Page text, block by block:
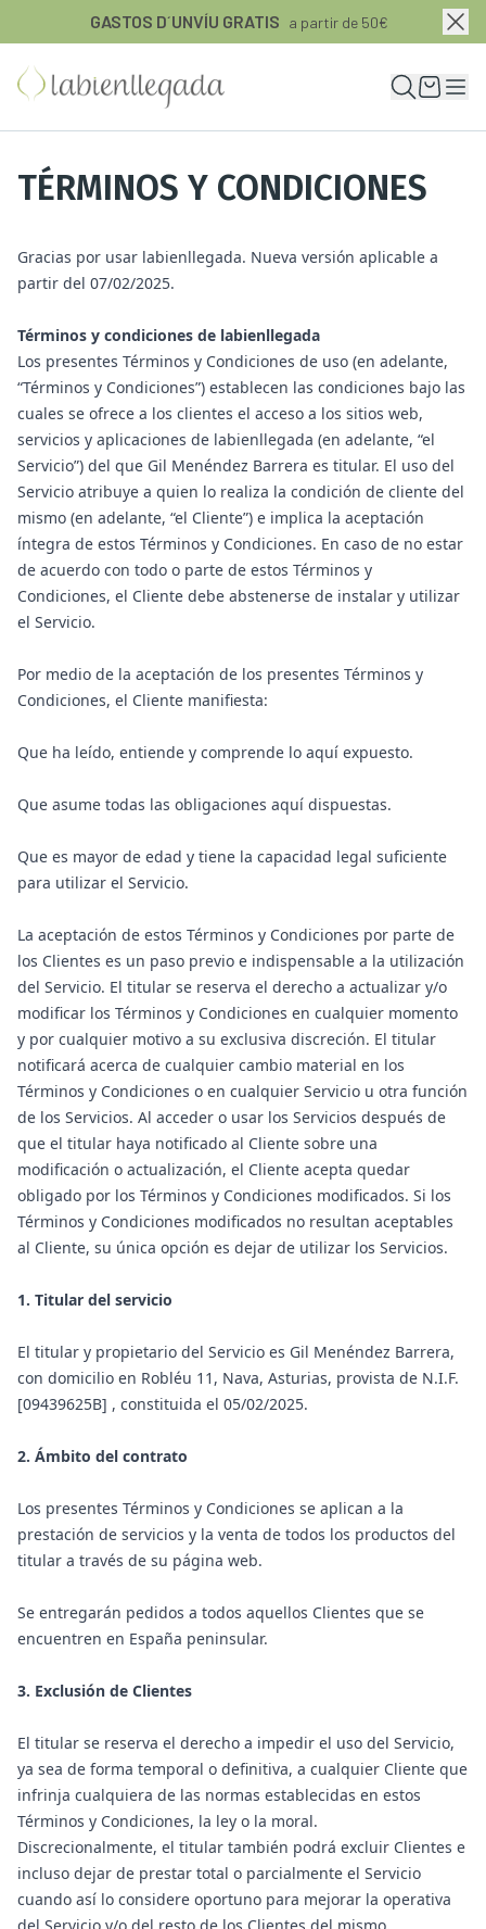
GASTOS D´UNVÍU GRATIS a partir de 50€
TÉRMINOS Y CONDICIONES
Gracias por usar labienllegada. Nueva versión aplicable a
partir del 07/02/2025.
Términos y condiciones de labienllegada
Los presentes Términos y Condiciones de uso (en adelante,
“Términos y Condiciones”) establecen las condiciones bajo las
cuales se ofrece a los clientes el acceso a los sitios web,
servicios y aplicaciones de labienllegada (en adelante, “el
Servicio”) del que Gil Menéndez Barrera es titular. El uso del
Servicio atribuye a quien lo realiza la condición de cliente del
mismo (en adelante, “el Cliente”) e implica la aceptación
íntegra de estos Términos y Condiciones. En caso de no estar
de acuerdo con todo o parte de estos Términos y
Condiciones, el Cliente debe abstenerse de instalar y utilizar
el Servicio.
Por medio de la aceptación de los presentes Términos y
Condiciones, el Cliente manifiesta:
Que ha leído, entiende y comprende lo aquí expuesto.
Que asume todas las obligaciones aquí dispuestas.
Que es mayor de edad y tiene la capacidad legal suficiente
para utilizar el Servicio.
La aceptación de estos Términos y Condiciones por parte de
los Clientes es un paso previo e indispensable a la utilización
del Servicio. El titular se reserva el derecho a actualizar y/o
modificar los Términos y Condiciones en cualquier momento
y por cualquier motivo a su exclusiva discreción. El titular
notificará acerca de cualquier cambio material en los
Términos y Condiciones o en cualquier Servicio u otra función
de los Servicios. Al acceder o usar los Servicios después de
que el titular haya notificado al Cliente sobre una
modificación o actualización, el Cliente acepta quedar
obligado por los Términos y Condiciones modificados. Si los
Términos y Condiciones modificados no resultan aceptables
al Cliente, su única opción es dejar de utilizar los Servicios.
1. Titular del servicio
El titular y propietario del Servicio es Gil Menéndez Barrera,
con domicilio en Robléu 11, Nava, Asturias, provista de N.I.F.
[09439625B] , constituida el 05/02/2025.
2. Ámbito del contrato
Los presentes Términos y Condiciones se aplican a la
prestación de servicios y la venta de todos los productos del
titular a través de su página web.
Se entregarán pedidos a todos aquellos Clientes que se
encuentren en España peninsular.
3. Exclusión de Clientes
El titular se reserva el derecho a impedir el uso del Servicio,
ya sea de forma temporal o definitiva, a cualquier Cliente que
infrinja cualquiera de las normas establecidas en estos
Términos y Condiciones, la ley o la moral.
Discrecionalmente, el titular también podrá excluir Clientes e
incluso dejar de prestar total o parcialmente el Servicio
cuando así lo considere oportuno para mejorar la operativa